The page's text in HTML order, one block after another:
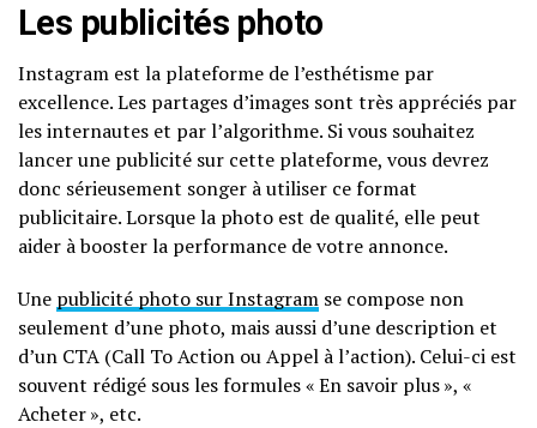
Les publicités photo
Instagram est la plateforme de l’esthétisme par
excellence. Les partages d’images sont très appréciés par
les internautes et par l’algorithme. Si vous souhaitez
lancer une publicité sur cette plateforme, vous devrez
donc sérieusement songer à utiliser ce format
publicitaire. Lorsque la photo est de qualité, elle peut
aider à booster la performance de votre annonce.
Une publicité photo sur Instagram se compose non
seulement d’une photo, mais aussi d’une description et
d’un CTA (Call To Action ou Appel à l’action). Celui-ci est
souvent rédigé sous les formules « En savoir plus », «
Acheter », etc.